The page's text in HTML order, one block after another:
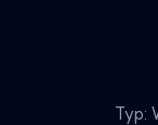
Typ: